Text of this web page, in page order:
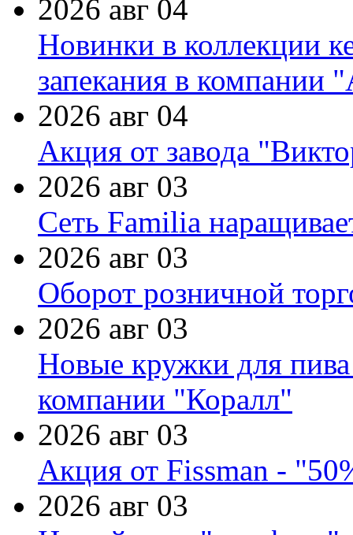
2026 авг 04
Новинки в коллекции
запекания в компании
2026 авг 04
Акция от завода
2026 авг 03
Сеть Familia
2026 авг 03
Оборот розничной
2026 авг 03
Новые кружки для
компании "Коралл"
2026 авг 03
Акция от Fissman -
2026 авг 03